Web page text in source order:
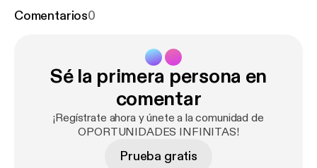
alguna otra referencia o duda ya sabes que me
también los puedes encontrar como videos en
YouTube. Me puedes encontrar en mis redes
sociales como Joel Villanueva, muchas gracias por
verme y formar parte de esta comunidad, te espero
en mi siguiente podcast ,no olvides suscribirte para
Comentarios0
Sé la primera persona en
comentar
¡Regístrate ahora y únete a la comunidad de
OPORTUNIDADES INFINITAS!
Prueba gratis